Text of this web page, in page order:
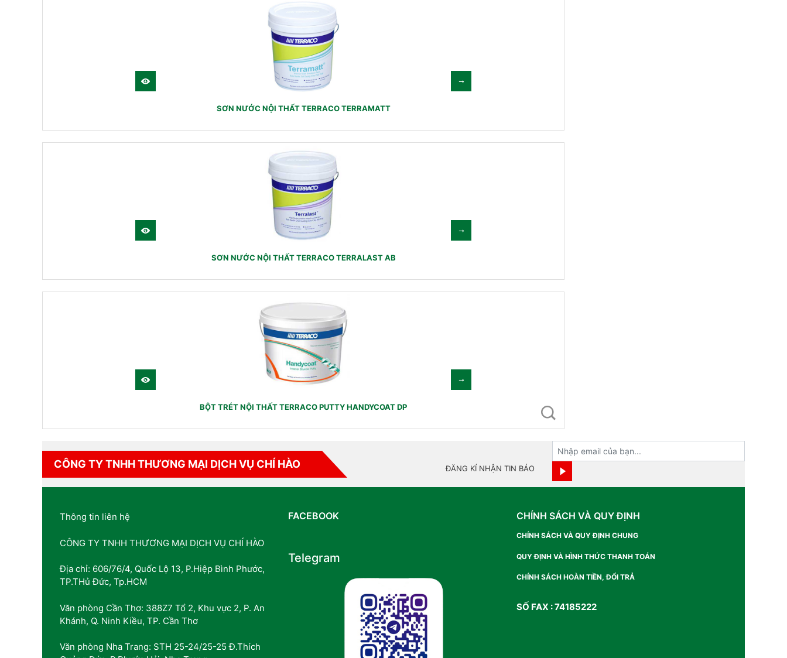
SƠN NƯỚC NỘI THẤT TERRACO TERRAMATT
SƠN NƯỚC NỘI THẤT TERRACO TERRALAST AB
BỘT TRÉT NỘI THẤT TERRACO PUTTY HANDYCOAT DP
CÔNG TY TNHH THƯƠNG MẠI DỊCH VỤ CHÍ HÀO ĐĂNG KÍ NHẬN TIN BÁO
Thông tin liên hệ
CÔNG TY TNHH THƯƠNG MẠI DỊCH VỤ CHÍ HÀO
Địa chỉ: 606/76/4, Quốc Lộ 13, P.Hiệp Bình Phước,
TP.THủ Đức, Tp.HCM
Văn phòng Cần Thơ: 388Z7 Tổ 2, Khu vực 2, P. An
Khánh, Q. Ninh Kiều, TP. Cần Thơ
Văn phòng Nha Trang: STH 25-24/25-25 Đ.Thích
FACEBOOK
Telegram
CHÍNH SÁCH VÀ QUY ĐỊNH
CHÍNH SÁCH VÀ QUY ĐỊNH CHUNG
QUY ĐỊNH VÀ HÌNH THỨC THANH TOÁN
CHÍNH SÁCH HOÀN TIỀN, ĐỔI TRẢ
SỐ FAX : 74185222